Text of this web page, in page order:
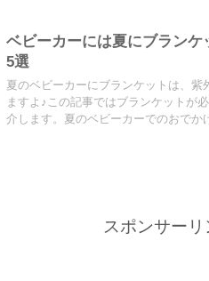
ベビーカーには夏にブラン
5選
夏のベビーカーにブランケットは、紫
ますよ♪この記事ではブランケットが
介します。夏のベビーカーでのおでか
スポンサーリ